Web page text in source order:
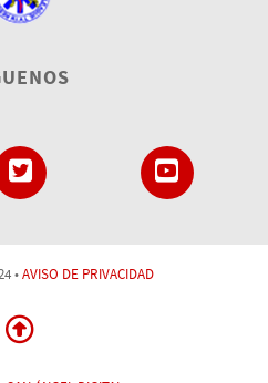
• AVISO DE PRIVACIDAD